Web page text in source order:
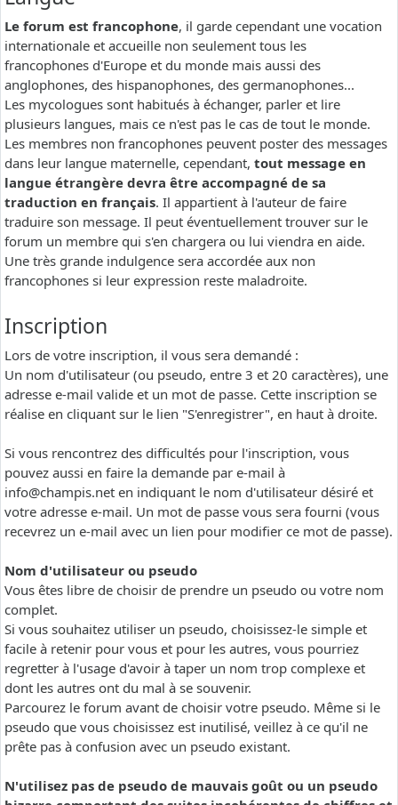
Le forum est francophone, il garde cependant une vocation
internationale et accueille non seulement tous les
francophones d'Europe et du monde mais aussi des
anglophones, des hispanophones, des germanophones...
Les mycologues sont habitués à échanger, parler et lire
plusieurs langues, mais ce n'est pas le cas de tout le monde.
Les membres non francophones peuvent poster des messages
dans leur langue maternelle, cependant, tout message en
langue étrangère devra être accompagné de sa
traduction en français. Il appartient à l'auteur de faire
traduire son message. Il peut éventuellement trouver sur le
forum un membre qui s'en chargera ou lui viendra en aide.
Une très grande indulgence sera accordée aux non
francophones si leur expression reste maladroite.
Inscription
Lors de votre inscription, il vous sera demandé :
Un nom d'utilisateur (ou pseudo, entre 3 et 20 caractères), une
adresse e-mail valide et un mot de passe. Cette inscription se
réalise en cliquant sur le lien "S'enregistrer", en haut à droite.
Si vous rencontrez des difficultés pour l'inscription, vous
pouvez aussi en faire la demande par e-mail à
info@champis.net en indiquant le nom d'utilisateur désiré et
votre adresse e-mail. Un mot de passe vous sera fourni (vous
recevrez un e-mail avec un lien pour modifier ce mot de passe).
Nom d'utilisateur ou pseudo
Vous êtes libre de choisir de prendre un pseudo ou votre nom
complet.
Si vous souhaitez utiliser un pseudo, choisissez-le simple et
facile à retenir pour vous et pour les autres, vous pourriez
regretter à l'usage d'avoir à taper un nom trop complexe et
dont les autres ont du mal à se souvenir.
Parcourez le forum avant de choisir votre pseudo. Même si le
pseudo que vous choisissez est inutilisé, veillez à ce qu'il ne
prête pas à confusion avec un pseudo existant.
N'utilisez pas de pseudo de mauvais goût ou un pseudo